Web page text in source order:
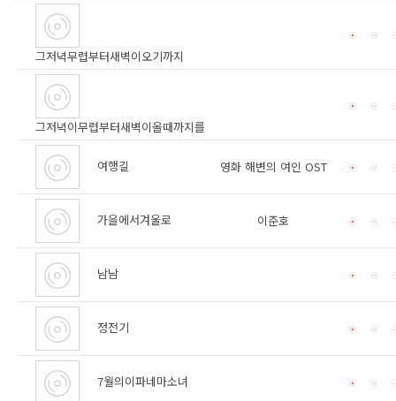
그저녁무렵부터새벽이오기까지
그저녁이무렵부터새벽이올때까지를
여행길 영화 해변의 여인 OST
가을에서겨울로 이준호
남남
정전기
7월의이파네마소녀